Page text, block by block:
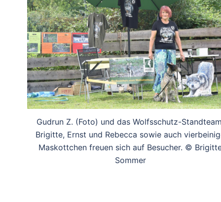
Gudrun Z. (Foto) und das Wolfsschutz-
Brigitte, Ernst und Rebecca sowie auch
Maskottchen freuen sich auf Besucher. ©
Sommer